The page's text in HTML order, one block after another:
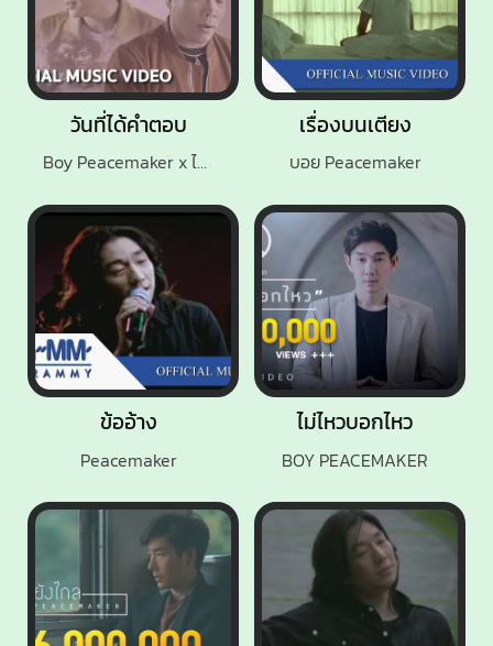
ไม่ไหวบอกไหว
BOY PEACEMAKER
เรื่องบนเตียง
บอย Peacemaker
วันที่ได้คำตอบ
Boy Peacemaker x ไมค์ ภิรมย์พร
ข้ออ้าง
Peacemaker